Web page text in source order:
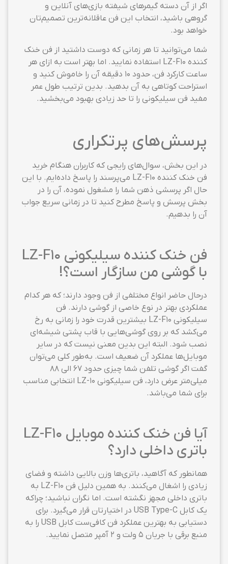
اگر از آن دسته گیمرهای شیفته بازی‌های آنلاین و
گروهی باشید، انتخاب این فن عاقلانه‌ترین تصمیم‌تان
خواهد بود.
شما می‌توانید تا هر زمانی که دوست داشتید از فن خنک
کننده LZ-F10 استفاده نمایید. اما بهتر است به ازای هر
ساعت کارکرد فن، حدود ۱۰ دقیقه آن را خاموش کنید و
استراحت کوتاهی به آن بدهید. بدین ترتیب طول عمر
مفید فن سیلیکونی را تا حد زیادی بهبود می‌بخشید.
پرسش‌های پرتکراری
در این بخش، سوال‌های رایجی که کاربران هنگام خرید
فن خنک کننده LZ-F10 می‌پرسند را پاسخ داده‌ایم. با این
حال اگر پرسشی ذهن شما را مشغول نموده، آن را در
بخش پرسش و پاسخ مطرح کنید تا در زمانی سریع جواب
آن را بدهیم.
فن خنک کننده سیلیکونی LZ-F10
با گوشی من سازگار است؟!
درحال حاضر انواع مختلفی از فن وجود دارند؛ که هر کدام
عملکردی بهتر در نوع خاصی از گوشی دارند. فن
سیلیکونی LZ-F10 بیشترین قدرت خود را زمانی به رخ
می‌کشد که بر روی گوشی‌هایی با قاب پشتی شیشه‌ای
نصب شود. البته این بدین معنی نیست که در سایر
موبایل‌ها عملکرد آن ضعیف است. به‌طور کلی می‌توان
گفت اگر گوشی تلفن شما چیزی حدود ۶۷ الی ۸۸
میلی‌متر عرض دارد، فن سیلیکونی LZ-10 انتخابی مناسب
برای شما می‌باشد.
آیا فن خنک کننده موبایل LZ-F10
باتری داخلی دارد؟
همانطور که آگاهید، باتری‌ها وزن بالایی داشته و فضای
زیادی را اشغال می‌کنند. به همین دلیل فن LZ-F10 به
باتری داخلی مجهز نگشته است. اما نگران نباشید؛‌ چراکه
یک کابل USB Type-C در اختیارتان قرار می‌گیرد. برای
دستیابی به بهترین عملکرد فن کافی‌ست کابل USB را به
منبع برقی با جریان ۵ ولت و ۲ آمپر متصل نمایید.